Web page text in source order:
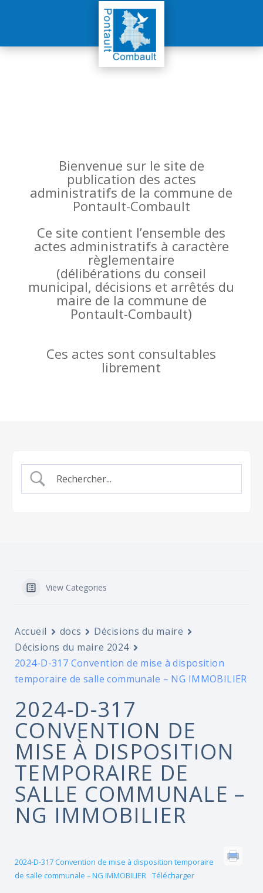
Bienvenue sur le site de
publication des actes
administratifs de la commune de
Pontault-Combault
Ce site contient l’ensemble des
actes administratifs à caractère
règlementaire
(délibérations du conseil
municipal, décisions et arrêtés du
maire de la commune de
Pontault-Combault)
Ces actes sont consultables
librement
View Categories
Accueil docs
Décisions du maire
Décisions du maire 2024
2024-D-317 Convention de mise à disposition
temporaire de salle communale – NG IMMOBILIER
2024-D-317
CONVENTION DE
MISE À DISPOSITION
TEMPORAIRE DE
SALLE COMMUNALE –
NG IMMOBILIER
2024-D-317 Convention de mise à disposition temporaire
de salle communale – NG IMMOBILIER Télécharger